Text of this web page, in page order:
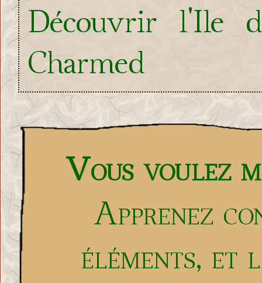
Découvrir l'Ile
Charmed
Vous voulez
Apprenez
éléments, et